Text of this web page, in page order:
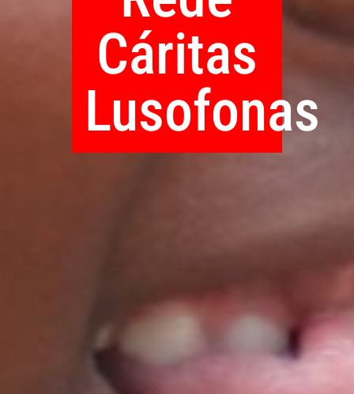
Cáritas
Lusofonas